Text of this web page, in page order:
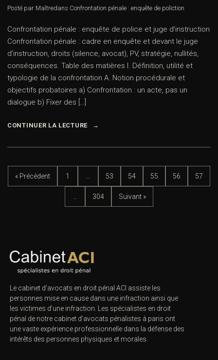
Posté par Maîtredans Confrontation pénale : enquête de poliction
Confrontation pénale : enquête de police et juge d’instruction
Confrontation pénale : cadre en enquête et devant le juge
d’instruction, droits (silence, avocat), PV, stratégie, nullités,
conséquences. Table des matières I. Définition, utilité et
typologie de la confrontation A. Notion procédurale et
objectifs probatoires a) Confrontation : un acte, pas un
dialogue b) Fixer des […]
CONTINUER LA LECTURE
« Précédent 1 53 54 55 56 57
304 Suivant »
Le cabinet d’avocats en droit pénal ACI assiste les
personnes mise en cause dans une infraction ainsi que
les victimes d’une infraction. Les spécialistes en droit
pénal de notre cabinet d’avocats pénalistes à paris ont
une vaste expérience professionnelle dans la défense des
intérêts des personnes physiques et morales.